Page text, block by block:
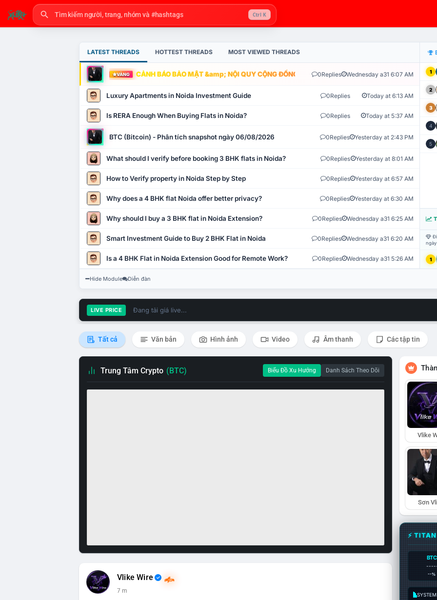
Ctrl K
LATEST THREADS HOTTEST THREADS MOST VIEWED THREADS
VÀNG CẢNH BÁO BẢO MẬT &amp; NỘI QUY CỘNG ĐỒNG VLIKE.VN: HỆ THỐNG GIÁM SÁT TỰ
0Replies Wednesday a31 6:07 AM
Luxury Apartments in Noida Investment Guide 0Replies Today at 6:13 AM
Is RERA Enough When Buying Flats in Noida? 0Replies Today at 5:37 AM
BTC (Bitcoin) - Phân tích snapshot ngày 06/08/2026 0Replies Yesterday at 2:43 PM
What should I verify before booking 3 BHK flats in Noida? 0Replies Yesterday at 8:01 AM
How to Verify property in Noida Step by Step 0Replies Yesterday at 6:57 AM
Why does a 4 BHK flat Noida offer better privacy? 0Replies Yesterday at 6:30 AM
Why should I buy a 3 BHK flat in Noida Extension? 0Replies Wednesday a31 6:25 AM
Smart Investment Guide to Buy 2 BHK Flat in Noida 0Replies Wednesday a31 6:20 AM
Is a 4 BHK Flat in Noida Extension Good for Remote Work? 0Replies Wednesday a31 5:26 AM
1
2
3
4
5
1
Hide Module Diễn đàn
LIVE PRICE Đang tải giá live...
Tất cả Văn bản Hình ảnh Video Âm thanh Các tập tin
Trung Tâm Crypto (BTC) Biểu Đồ Xu Hướng Danh Sách Theo Dõi
Vlike Wire
7 m
Vlike
Sơn
⚡
BTC
--%